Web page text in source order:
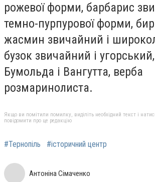
рожевої форми, барбарис
темно-пурпурової форми,
жасмин звичайний і
бузок звичайний і
Бумольда і Вангутта, верба
розмаринолиста.
Якщо ви помітили помилку, виділіть необхідний текст і
повідомити про це редакцію
#Тернопіль #історичний центр
Антоніна Сімаченко